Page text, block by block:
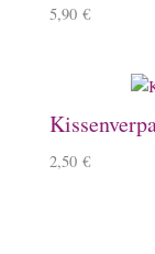
5,90 €
2,50 €